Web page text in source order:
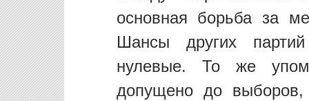
основная борьба за
Шансы других
нулевые. То же
допущено до выборов,